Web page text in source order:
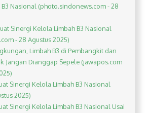
Nasional (photo.sindonews.com - 28
Sinergi Kelola Limbah B3 Nasional
- 28 Agustus 2025)
Limbah B3 di Pembangkit dan
Jangan Dianggap Sepele (jawapos.com
Sinergi Kelola Limbah B3 Nasional
2025)
Sinergi Kelola Limbah B3 Nasional Usai